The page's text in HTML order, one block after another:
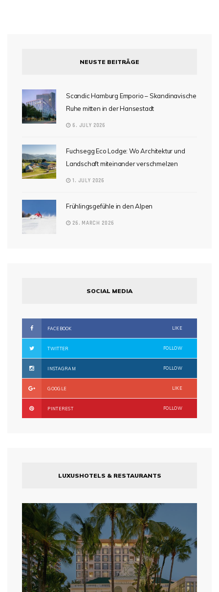
NEUSTE BEITRÄGE
Scandic Hamburg Emporio – Skandinavische
Ruhe mitten in der Hansestadt
6. JULY 2026
Fuchsegg Eco Lodge: Wo Architektur und
Landschaft miteinander verschmelzen
1. JULY 2026
Frühlingsgefühle in den Alpen
26. MARCH 2026
SOCIAL MEDIA
FACEBOOK LIKE
TWITTER FOLLOW
INSTAGRAM FOLLOW
GOOGLE LIKE
PINTEREST FOLLOW
LUXUSHOTELS & RESTAURANTS